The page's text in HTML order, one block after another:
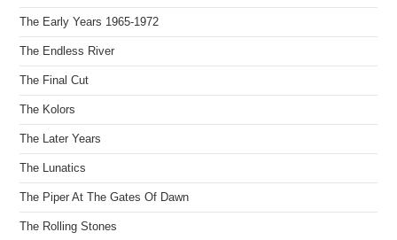
The Early Years 1965-1972
The Endless River
The Final Cut
The Kolors
The Later Years
The Lunatics
The Piper At The Gates Of Dawn
The Rolling Stones